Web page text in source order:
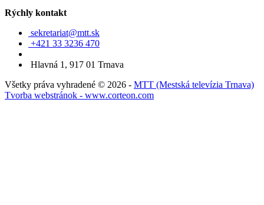
Rýchly kontakt
sekretariat@mtt.sk
+421 33 3236 470
Hlavná 1, 917 01 Trnava
Všetky práva vyhradené © 2026 - MTT (Mestská televízia Trnava)
Tvorba webstránok - www.corteon.com